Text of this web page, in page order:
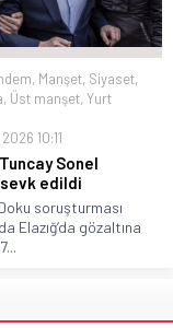
, Manşet, Siyaset,
, Üst manşet, Yurt
10:11
Sonel
edildi
soruşturması
Elazığ’da gözaltına